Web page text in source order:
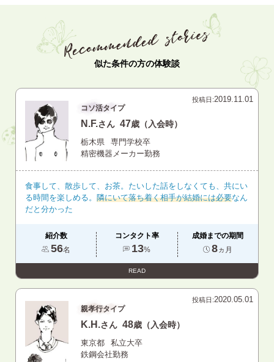
似た条件の方の体験談
投稿日:2019.11.01
コソ活タイプ
N.F.さん 47歳（入会時）
栃木県
専門学校卒
精密機器メーカー勤務
食事して、散歩して、お茶。たいした話をしなくても、共にい
る時間を楽しめる。 隣にいて落ち着く相手が結婚には必要なん
だと分かった
紹介数
56名
コンタクト率
13%
成婚までの期間
8ヵ月
READ
投稿日:2020.05.01
親孝行タイプ
K.H.さん 48歳（入会時）
東京都
私立大卒
鉄鋼会社勤務